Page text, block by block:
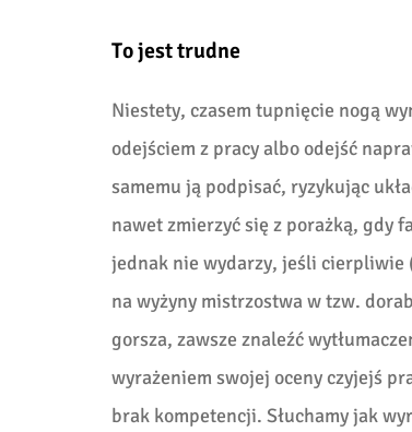
To jest trudne
Niestety, czasem tupnięcie nogą
odejściem z pracy albo odejść
samemu ją podpisać, ryzykując
nawet zmierzyć się z porażką, gdy
jednak nie wydarzy, jeśli cierpliwie
na wyżyny mistrzostwa w tzw.
gorsza, zawsze znaleźć
wyrażeniem swojej oceny czyjejś
brak kompetencji. Słuchamy jak